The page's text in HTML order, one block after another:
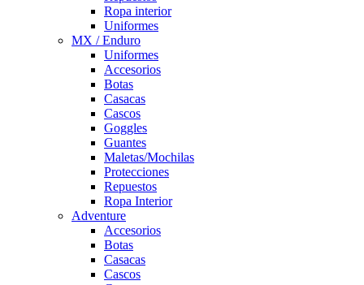
Ropa interior
Uniformes
MX / Enduro
Uniformes
Accesorios
Botas
Casacas
Cascos
Goggles
Guantes
Maletas/Mochilas
Protecciones
Repuestos
Ropa Interior
Adventure
Accesorios
Botas
Casacas
Cascos